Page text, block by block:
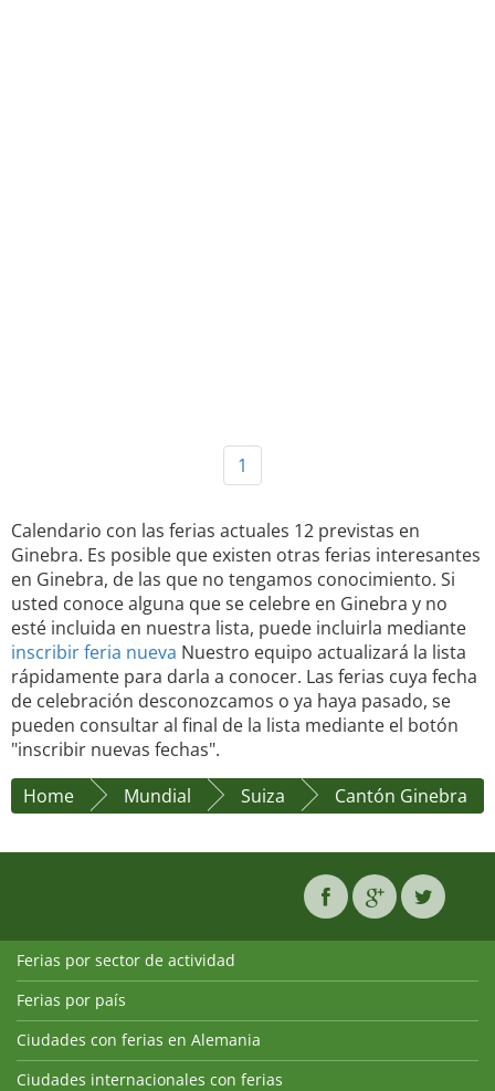
1
Calendario con las ferias actuales 12 previstas en
Ginebra. Es posible que existen otras ferias interesantes
en Ginebra, de las que no tengamos conocimiento. Si
usted conoce alguna que se celebre en Ginebra y no
esté incluida en nuestra lista, puede incluirla mediante
inscribir feria nueva Nuestro equipo actualizará la lista
rápidamente para darla a conocer. Las ferias cuya fecha
de celebración desconozcamos o ya haya pasado, se
pueden consultar al final de la lista mediante el botón
"inscribir nuevas fechas".
Home
Mundial Suiza Cantón Ginebra
Ferias por sector de actividad
Ferias por país
Ciudades con ferias en Alemania
Ciudades internacionales con ferias